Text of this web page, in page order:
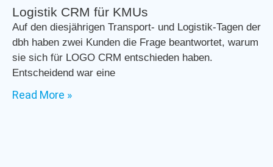
Logistik CRM für KMUs
Auf den diesjährigen Transport- und Logistik-Tagen der
dbh haben zwei Kunden die Frage beantwortet, warum
sie sich für LOGO CRM entschieden haben.
Entscheidend war eine
Read More »